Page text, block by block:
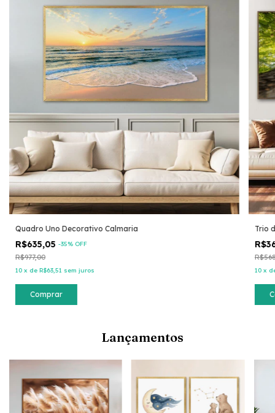
Quadro Uno Decorativo Calmaria
R$635,05 -35% OFF
R$977,00
10 x de R$63,51 sem juros
Comprar
Trio
10 x
Lançamentos